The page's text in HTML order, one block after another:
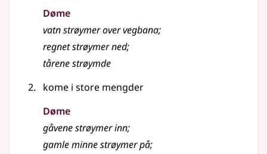
Døme
vatn strøymer over vegbana;
regnetstrøymerned;
tårene strøymde
kome i store mengder
Døme
gåvenestrøymerinn;
gamle minnestrøymerpå;